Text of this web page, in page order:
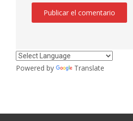
Powered by Translate